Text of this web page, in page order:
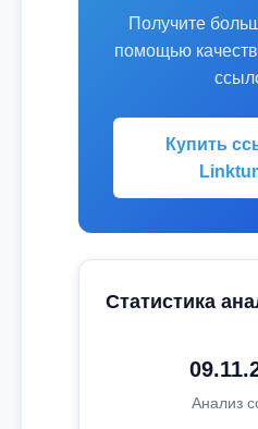
Получите
помощью
Купить
Статистика
Анализ